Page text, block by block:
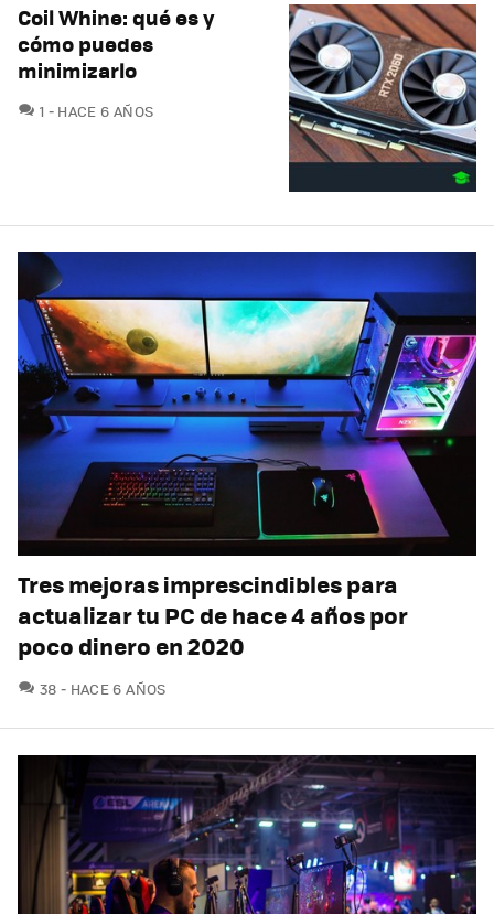
Coil Whine: qué es y
cómo puedes
minimizarlo
1 COMENTARIOS
HACE 6 AÑOS
Tres mejoras imprescindibles para
actualizar tu PC de hace 4 años por
poco dinero en 2020
38 COMENTARIOS
HACE 6 AÑOS